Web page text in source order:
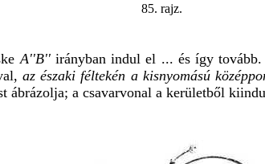
85. rajz.
A''B''irányban indul el ... és így tovább.
az északi féltekén a kisnyomású
ábrázolja; a csavarvonal a kerületből